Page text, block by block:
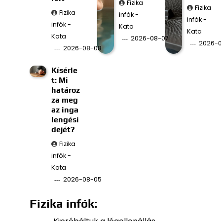
Fizika
infók -
Kata
2026-08-08
Fizika
infók -
Kata
2026-08-07
Fizika
infók -
Kata
2026-
Kísérle
t: Mi
határoz
za meg
az inga
lengési
dejét?
Fizika
infók -
Kata
2026-08-05
Fizika infók: